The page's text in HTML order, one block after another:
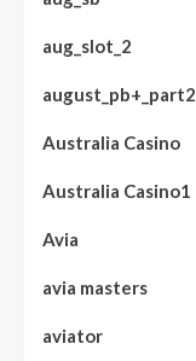
aug_slot_2
august_pb+_part2
Australia Casino
Australia Casino1
Avia
avia masters
aviator